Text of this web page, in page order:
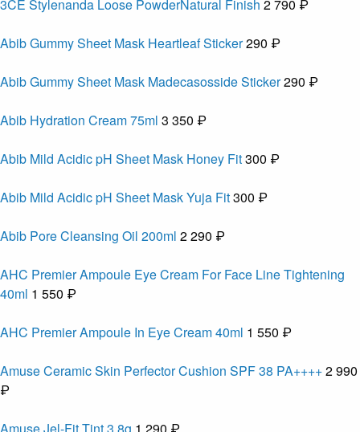
3CE Stylenanda Loose PowderNatural Finish 2 790 ₽
Abib Gummy Sheet Mask Heartleaf Sticker290 ₽
Abib Gummy Sheet Mask Madecasosside Sticker290 ₽
Abib Hydration Cream 75ml 3 350 ₽
Abib Mild Acidic pH Sheet Mask Honey Fit300 ₽
Abib Mild Acidic pH Sheet Mask Yuja Fit300 ₽
Abib Pore Cleansing Oil 200ml 2 290 ₽
AHC Premier Ampoule Eye Cream For Face Line Tightening
40ml 1 550 ₽
AHC Premier Ampoule In Eye Cream 40ml 1 550 ₽
Amuse Ceramic Skin Perfector Cushion SPF 38 PA++++2 990
₽